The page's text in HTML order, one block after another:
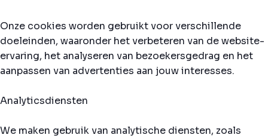
Onze cookies worden gebruikt voor verschillende
doeleinden, waaronder het verbeteren van de website-
ervaring, het analyseren van bezoekersgedrag en het
aanpassen van advertenties aan jouw interesses.
Analyticsdiensten
We maken gebruik van analytische diensten, zoals